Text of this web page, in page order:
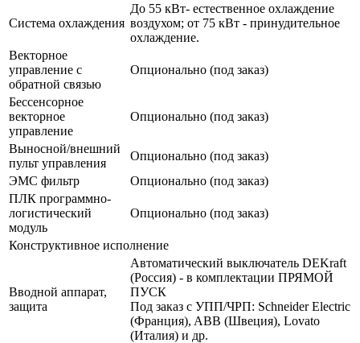
Система охлаждения
До 55 кВт- естественное охлаждение
воздухом; от 75 кВт - принудительное
охлаждение.
Векторное
управление с
обратной связью
Опционально (под заказ)
Бессенсорное
векторное
управление
Опционально (под заказ)
Выносной/внешний
пульт управления
Опционально (под заказ)
ЭМС фильтр
Опционально (под заказ)
ПЛК программно-
логистический
модуль
Опционально (под заказ)
Конструктивное исполнение
Вводной аппарат,
защита
Автоматический выключатель DEKraft
(Россия) - в комплектации ПРЯМОЙ
ПУСК
Под заказ с УПП/ЧРП: Schneider Electric
(Франция), ABB (Швеция), Lovato
(Италия) и др.